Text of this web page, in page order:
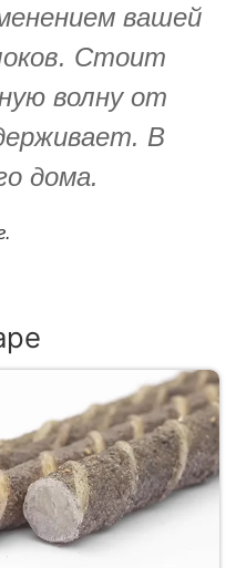
вашей
Стоит
волну от
В
дома.